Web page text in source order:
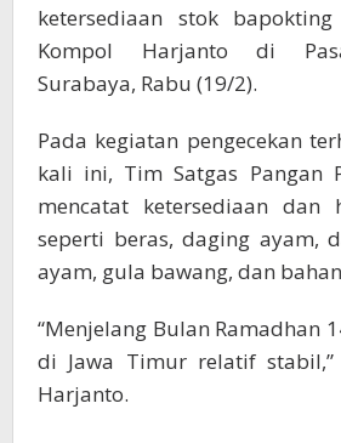
ketersediaan stok
Kompol Harjanto di
Surabaya, Rabu (19/2).
Pada kegiatan pengecekan
kali ini, Tim Satgas Pangan
mencatat ketersediaan dan
seperti beras, daging ayam,
ayam, gula bawang, dan
“Menjelang Bulan Ramadhan
di Jawa Timur relatif
Harjanto.